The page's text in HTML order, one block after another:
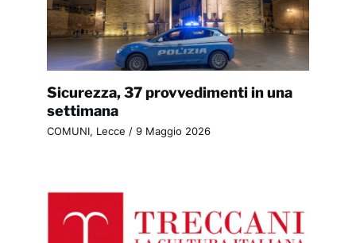
Sicurezza, 37 provvedimenti in una
settimana
COMUNI, Lecce / 9 Maggio 2026